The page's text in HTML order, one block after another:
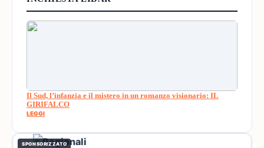
Il Sud, l’infanzia e il mistero in un romanzo visionario: IL
GIRIFALCO
LEGGI
SPONSORIZZATO